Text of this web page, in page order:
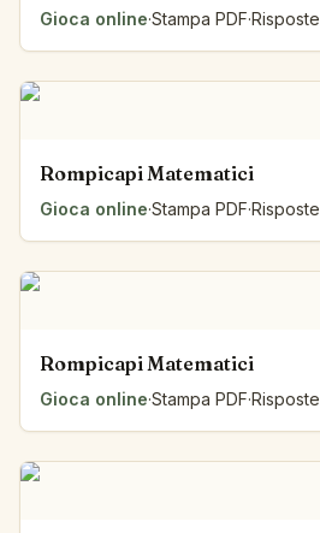
Gioca online·Stampa PDF·Risposte
Rompicapi Matematici
Gioca online·Stampa PDF·Risposte
Rompicapi Matematici
Gioca online·Stampa PDF·Risposte